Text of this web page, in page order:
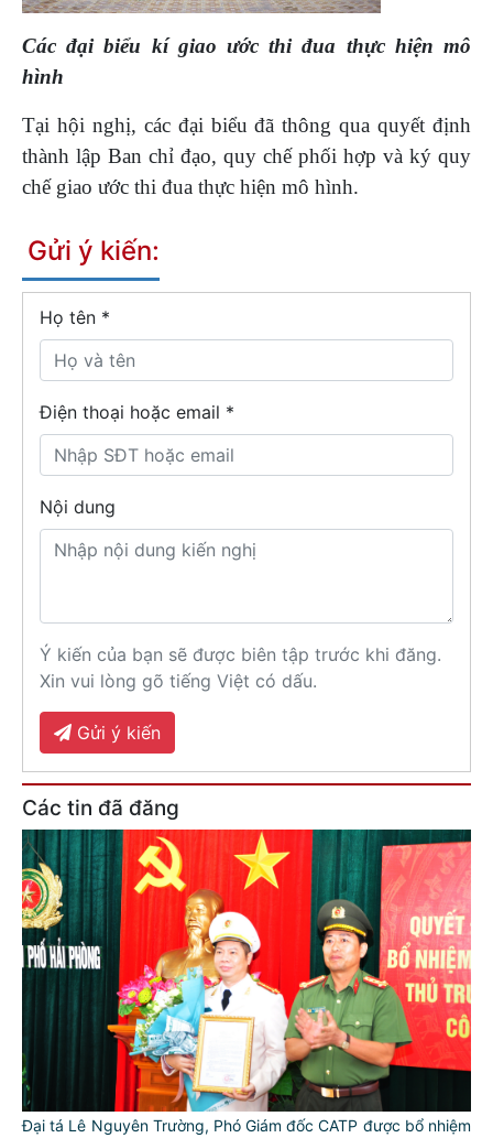
Các đại biểu kí giao ước thi đua thực hiện mô
hình
Tại hội nghị, các đại biểu đã thông qua quyết định
thành lập Ban chỉ đạo, quy chế phối hợp và ký quy
chế giao ước thi đua thực hiện mô hình.
Gửi ý kiến:
Họ tên *
Điện thoại hoặc email *
Nội dung
Ý kiến của bạn sẽ được biên tập trước khi đăng.
Xin vui lòng gõ tiếng Việt có dấu.
Gửi ý kiến
Các tin đã đăng
Đại tá Lê Nguyên Trường, Phó Giám đốc CATP được bổ nhiệm